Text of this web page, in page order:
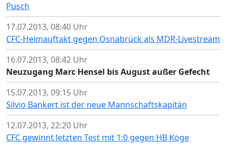
Pusch
17.07.2013, 08:40 Uhr
CFC-Heimauftakt gegen Osnabrück als MDR-Livestream
16.07.2013, 08:42 Uhr
Neuzugang Marc Hensel bis August außer Gefecht
15.07.2013, 09:15 Uhr
Silvio Bankert ist der neue Mannschaftskapitän
12.07.2013, 22:20 Uhr
CFC gewinnt letzten Test mit 1:0 gegen HB Köge